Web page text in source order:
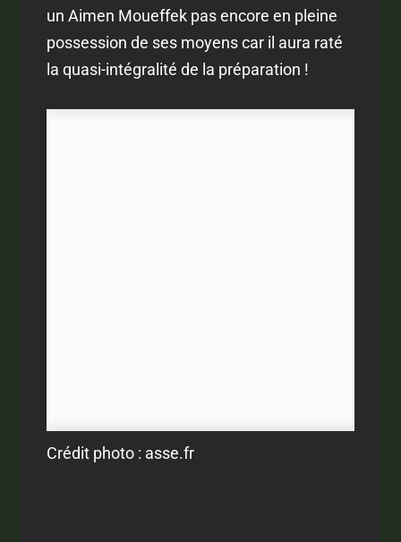
un Aimen Moueffek pas encore en pleine
possession de ses moyens car il aura raté
la quasi-intégralité de la préparation !
Crédit photo : asse.fr